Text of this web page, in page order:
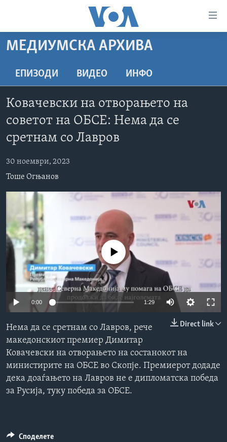
пристапност
содржина
Премини
до
страната
навигација
Пребарувај
ДОМА
РУБРИКИ
МАКЕДОНИЈА
ПОЛИТИКА
НАУКА
УМЕТНОСТ И ЗАБАВА
ИНТЕРВЈУА
ДОКУМЕНТАРЦИ
АРХИВИРАНА ПРОГРАМА
ВЕСТИ ОД САД ВО МИНУТА - АРХИВА
ЗА НАС
Learning English
НАКУСО...
Јазици
МЕДИУМСКА АРХИВА
ЕПИЗОДИ ВИДЕО ИНФО
Ковачевски на отворањето на
советот на ОБСЕ: Нема да се
сретнам со Лавров
30 ноември, 2023
Тоше Огњанов
No media source currently available
0:00 1:29
Direct link
Нема да се сретнам со Лавров, рече
македонскиот премиер Димитар
Ковачевски на отворањето на состанокот на
министирите на ОБСЕ во Скопје. Премиерот додаде
дека доаѓањето на Лавров не е дипломатска победа
за Русија, туку победа за ОБСЕ.
Споделете